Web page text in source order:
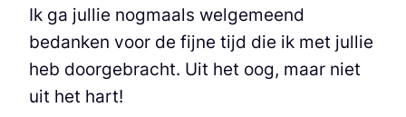
Ik ga jullie nogmaals welgemeend
bedanken voor de fijne tijd die ik met jullie
heb doorgebracht. Uit het oog, maar niet
uit het hart!